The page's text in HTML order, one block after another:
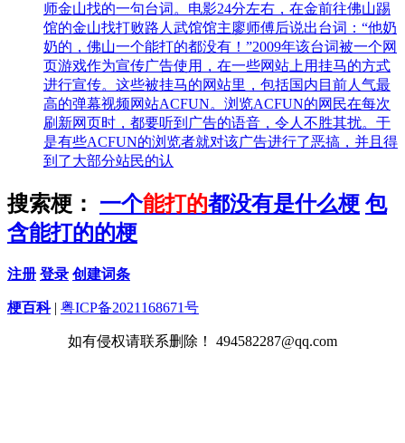
师金山找的一句台词。电影24分左右，在金前往佛山踢
馆的金山找打败路人武馆馆主廖师傅后说出台词：“他奶
奶的，佛山一个能打的都没有！”2009年该台词被一个网
页游戏作为宣传广告使用，在一些网站上用挂马的方式
进行宣传。这些被挂马的网站里，包括国内目前人气最
高的弹幕视频网站ACFUN。浏览ACFUN的网民在每次
刷新网页时，都要听到广告的语音，令人不胜其扰。于
是有些ACFUN的浏览者就对该广告进行了恶搞，并且得
到了大部分站民的认
搜索梗： 一个能打的都没有是什么梗 包
含能打的的梗
注册 登录 创建词条
梗百科 | 粤ICP备2021168671号
如有侵权请联系删除！ 494582287@qq.com